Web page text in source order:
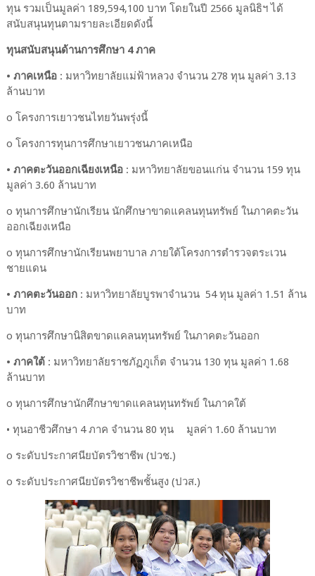
ทุน รวมเป็นมูลค่า 189,594,100 บาท โดยในปี 2566 มูลนิธิฯ ได้
สนับสนุนทุนตามรายละเอียดดังนี้
ทุนสนับสนุนด้านการศึกษา 4 ภาค
• ภาคเหนือ: มหาวิทยาลัยแม่ฟ้าหลวง จำนวน 278 ทุน มูลค่า 3.13
ล้านบาท
o โครงการเยาวชนไทยวันพรุ่งนี้
o โครงการทุนการศึกษาเยาวชนภาคเหนือ
• ภาคตะวันออกเฉียงเหนือ: มหาวิทยาลัยขอนแก่น จำนวน 159 ทุน
มูลค่า 3.60 ล้านบาท
o ทุนการศึกษานักเรียน นักศึกษาขาดแคลนทุนทรัพย์ ในภาคตะวัน
ออกเฉียงเหนือ
o ทุนการศึกษานักเรียนพยาบาล ภายใต้โครงการตำรวจตระเวน
ชายแดน
• ภาคตะวันออก: มหาวิทยาลัยบูรพาจำนวน 54 ทุน มูลค่า 1.51 ล้าน
บาท
o ทุนการศึกษานิสิตขาดแคลนทุนทรัพย์ ในภาคตะวันออก
• ภาคใต้ : มหาวิทยาลัยราชภัฏภูเก็ต จำนวน 130 ทุน มูลค่า 1.68
ล้านบาท
o ทุนการศึกษานักศึกษาขาดแคลนทุนทรัพย์ ในภาคใต้
• ทุนอาชีวศึกษา 4 ภาค จำนวน 80 ทุน มูลค่า 1.60 ล้านบาท
o ระดับประกาศนียบัตรวิชาชีพ (ปวช.)
o ระดับประกาศนียบัตรวิชาชีพชั้นสูง (ปวส.)